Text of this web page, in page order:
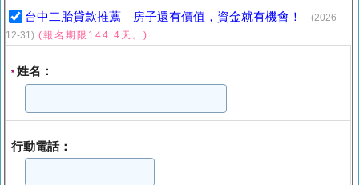
台中二胎貸款推薦｜房子還有價值，資金就有機會！
(2026-
12-31) (報名期限144.4天。)
* 姓名：
行動電話：